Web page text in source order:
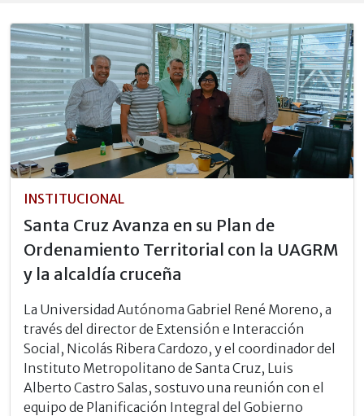
INSTITUCIONAL
Santa Cruz Avanza en su Plan de
Ordenamiento Territorial con la UAGRM
y la alcaldía cruceña
La Universidad Autónoma Gabriel René Moreno, a
través del director de Extensión e Interacción
Social, Nicolás Ribera Cardozo, y el coordinador del
Instituto Metropolitano de Santa Cruz, Luis
Alberto Castro Salas, sostuvo una reunión con el
equipo de Planificación Integral del Gobierno